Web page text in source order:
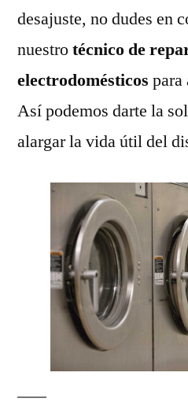
desajuste, no dudes en
nuestrotécnico de
electrodomésticos para
Así podemos darte la
alargar la vida útil del